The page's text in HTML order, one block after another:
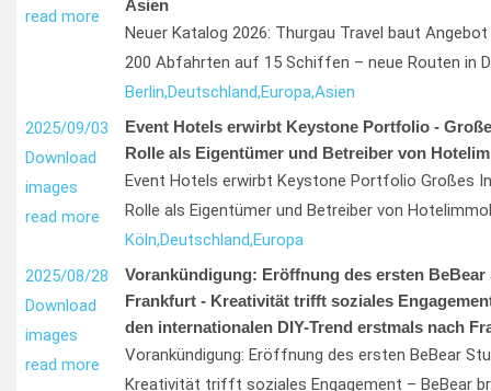
read more
Asien
Neuer Katalog 2026: Thurgau Travel baut
200 Abfahrten auf 15 Schiffen – neue Routen in
Berlin,Deutschland,Europa,Asien
2025/09/03
Download
images
read more
Event Hotels erwirbt Keystone Portfolio -
Rolle als Eigentümer und Betreiber von
Event Hotels erwirbt Keystone Portfolio Großes
Rolle als Eigentümer und Betreiber von
Köln,Deutschland,Europa
2025/08/28
Download
images
read more
Vorankündigung: Eröffnung des ersten BeBear
Frankfurt - Kreativität trifft soziales
den internationalen DIY-Trend erstmals nach
Vorankündigung: Eröffnung des ersten BeBear
Kreativität trifft soziales Engagement – BeBear